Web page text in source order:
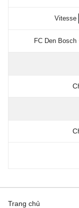
Vitesse
FC Den Bosch
Trang chủ